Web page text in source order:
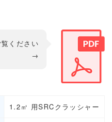
ください
→
1.2㎥ 用SRCクラッシャー